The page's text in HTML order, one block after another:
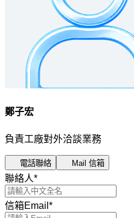
鄭子宏
負責工廠對外洽談業務
電話聯絡 Mail 信箱
聯絡人*
信箱Email *